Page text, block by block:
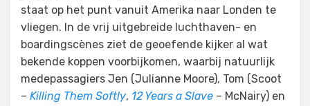
staat op het punt vanuit Amerika naar Londen te
vliegen. In de vrij uitgebreide luchthaven- en
boardingscènes ziet de geoefende kijker al wat
bekende koppen voorbijkomen, waarbij natuurlijk
medepassagiers Jen (Julianne Moore), Tom (Scoot
– Killing Them Softly, 12 Years a Slave – McNairy) en